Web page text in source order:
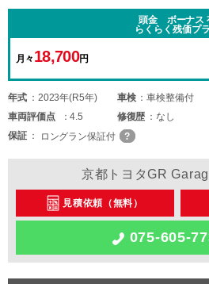
頭金 ボーナス
らくらく残価プ
月々 18,700円
年式 2023年(R5年) 車検 車検整備付
車両評価点 4.5 修復歴 なし
保証
ロングラン保証付
京都トヨタGR
見積依頼（無料）
075-605-